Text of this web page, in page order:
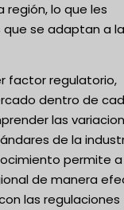
lo que les
se adaptan a
factor regulatorio,
dentro de
las
de la
permite
de manera
las regulaciones